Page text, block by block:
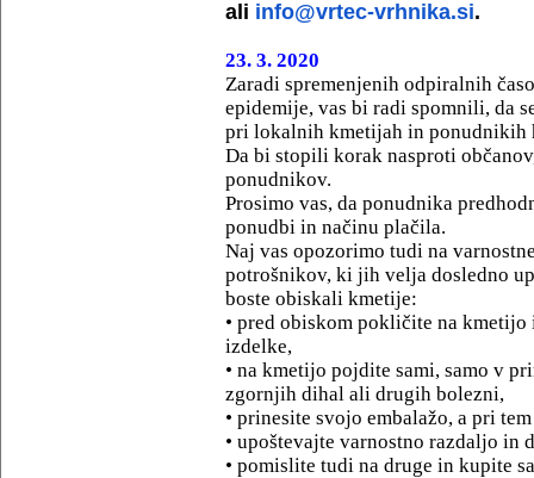
ali info@vrtec-vrhnika.si.
23. 3. 2020
Zaradi spremenjenih odpiralnih
epidemije, vas bi radi spomnili, da
pri lokalnih kmetijah in ponudnikih
Da bi stopili korak nasproti
ponudnikov.
Prosimo vas, da ponudnika
ponudbi in načinu plačila.
Naj vas opozorimo tudi na
potrošnikov, ki jih velja dosledno
boste obiskali kmetije:
• pred obiskom pokličite na
izdelke,
• na kmetijo pojdite sami, samo v
zgornjih dihal ali drugih bolezni,
• prinesite svojo embalažo, a pri
• upoštevajte varnostno razdaljo in
• pomislite tudi na druge in kupite